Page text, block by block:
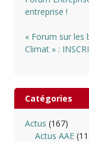
entreprise !
« Forum sur les
Climat » :
Catégories
Actus (167)
Actus AAE